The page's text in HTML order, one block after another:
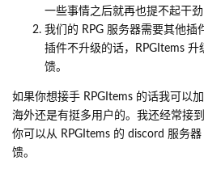
一些事情之后就再也提不起干劲
我们的 RPG 服务器需要其他插
插件不升级的话，RPGItems
馈。
如果你想接手 RPGItems 的话我可以
海外还是有挺多用户的。我还经常接
你可以从 RPGItems 的 discord 服务
馈。